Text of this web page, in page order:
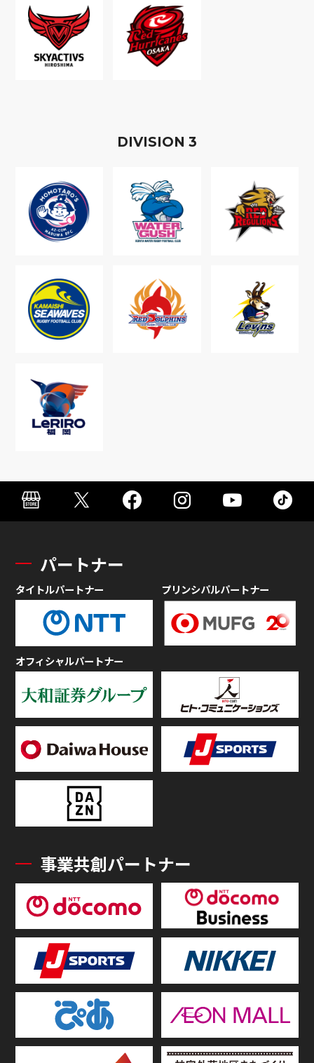
DIVISION 3
パートナー
タイトルパートナー プリンシパルパートナー
オフィシャルパートナー
事業共創パートナー